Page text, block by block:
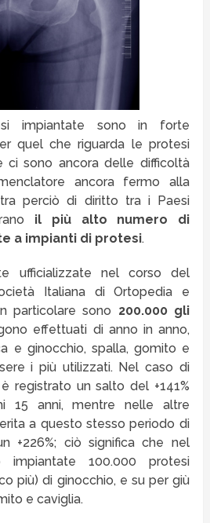
impiantate sono in forte
quel che riguarda le protesi
ci sono ancora delle difficoltà
ancora fermo alla
perciò di diritto tra i Paesi
il più alto numero di
a impianti di protesi.
ufficializzate nel corso del
Italiana di Ortopedia e
particolare sono 200.000 gli
effettuati di anno in anno,
e ginocchio, spalla, gomito e
i più utilizzati. Nel caso di
registrato un salto del +141%
15 anni, mentre nelle altre
a questo stesso periodo di
+226%; ciò significa che nel
impiantate 100.000 protesi
più) di ginocchio, e su per giù
e caviglia.